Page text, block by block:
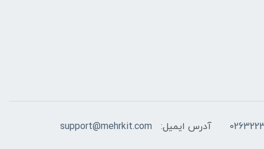
آدرس ایمیل: support@mehrkit.com